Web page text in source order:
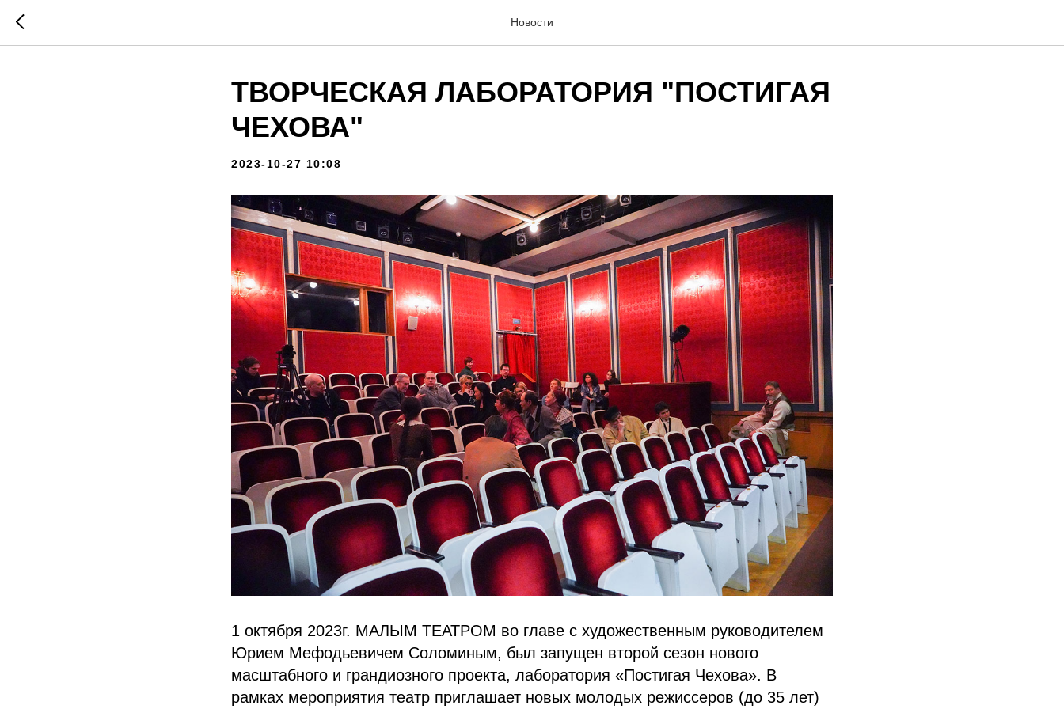
Новости
ТВОРЧЕСКАЯ ЛАБОРАТОРИЯ "ПОСТИГАЯ
ЧЕХОВА"
2023-10-27 10:08
1 октября 2023г. МАЛЫМ ТЕАТРОМ во главе с художественным руководителем
Юрием Мефодьевичем Соломиным, был запущен второй сезон нового
масштабного и грандиозного проекта, лаборатория «Постигая Чехова». В
рамках мероприятия театр приглашает новых молодых режиссеров (до 35 лет)